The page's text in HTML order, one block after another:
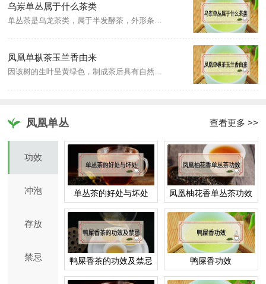
乌岽单丛属于什么茶类
凤凰单枞茶玉兰香由来
凤凰单丛 查看更多 >>
功效
冲泡
存放
禁忌
单丛茶的好处与坏处 凤凰柚花香单丛茶功效
鸭屎香茶的功效及禁忌 鸭屎香功效